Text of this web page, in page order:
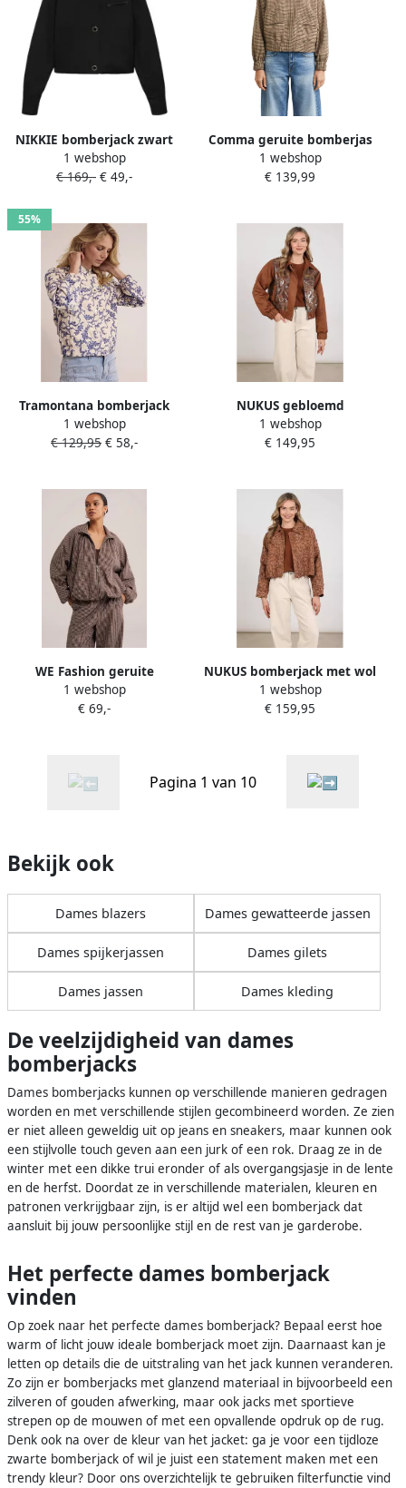
NIKKIE bomberjack zwart
1 webshop
€ 169,- € 49,-
Comma geruite bomberjas
bruin
1 webshop
€ 139,99
55%
Tramontana bomberjack
ecru
1 webshop
€ 129,95 € 58,-
NUKUS gebloemd
bomberjack bruin
1 webshop
€ 149,95
WE Fashion geruite
bomberjack bruin
1 webshop
€ 69,-
NUKUS bomberjack met wol
bruin
1 webshop
€ 159,95
Pagina 1 van 10
Bekijk ook
Dames blazers Dames gewatteerde jassen
Dames spijkerjassen Dames gilets
Dames jassen Dames kleding
De veelzijdigheid van dames
bomberjacks
Dames bomberjacks kunnen op verschillende manieren gedragen
worden en met verschillende stijlen gecombineerd worden. Ze zien
er niet alleen geweldig uit op jeans en sneakers, maar kunnen ook
een stijlvolle touch geven aan een jurk of een rok. Draag ze in de
winter met een dikke trui eronder of als overgangsjasje in de lente
en de herfst. Doordat ze in verschillende materialen, kleuren en
patronen verkrijgbaar zijn, is er altijd wel een bomberjack dat
aansluit bij jouw persoonlijke stijl en de rest van je garderobe.
Het perfecte dames bomberjack
vinden
Op zoek naar het perfecte dames bomberjack? Bepaal eerst hoe
warm of licht jouw ideale bomberjack moet zijn. Daarnaast kan je
letten op details die de uitstraling van het jack kunnen veranderen.
Zo zijn er bomberjacks met glanzend materiaal in bijvoorbeeld een
zilveren of gouden afwerking, maar ook jacks met sportieve
strepen op de mouwen of met een opvallende opdruk op de rug.
Denk ook na over de kleur van het jacket: ga je voor een tijdloze
zwarte bomberjack of wil je juist een statement maken met een
trendy kleur? Door ons overzichtelijk te gebruiken filterfunctie vind